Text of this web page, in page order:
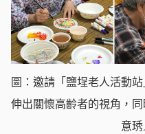
圖：邀請「鹽埕老人活動
伸出關懷高齡者的視角，
意琇